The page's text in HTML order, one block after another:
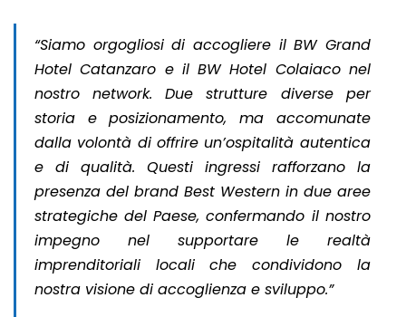
“Siamo orgogliosi di accogliere il BW Grand
Hotel Catanzaro e il BW Hotel Colaiaco nel
nostro network. Due strutture diverse per
storia e posizionamento, ma accomunate
dalla volontà di offrire un’ospitalità autentica
e di qualità. Questi ingressi rafforzano la
presenza del brand Best Western in due aree
strategiche del Paese, confermando il nostro
impegno nel supportare le realtà
imprenditoriali locali che condividono la
nostra visione di accoglienza e sviluppo.”